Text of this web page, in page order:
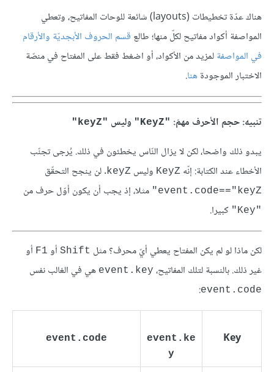
هناك عدّة تخطيطات (layouts) شائعة للوحات المفاتيح، وتعطي
المواصفة أكواد مفاتيح لكلّ منها؛ طالع قسم الحروف اﻷبجديّة واﻷرقام
في المواصفةلمزيد من اﻷكواد، أو اضغط فقط على المفتاح في منصّة
الاختبار الموجودةهنا.
تنبيه: حجم الأحرف مهمّ: "KeyZ" وليس "keyZ"
يبدو ذلك واضحا، لكن لا يزال النّاس يخطئون في ذلك. يُرجى تجنّب
الأخطاء عند الكتابة: إنّه KeyZ وليس keyZ. لن ينجح التحقّق
event.code=="keyZ" مثلا، إذ يجب أن يكون أوّل حرف من
"Key" كبيرا.
لكن ماذا لو لم يكن المفتاح يعطي أيّ محرف؟ مثل Shift أو F1 أو
غير ذلك. بالنسبة لتلك المفاتيح، event.key هي في الغالب نفس
event.code
:
Key
event.ke
y
event.code